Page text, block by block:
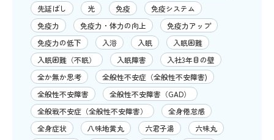
先延ばし
光 免疫
免疫システム
免疫力
免疫力・体力の向上
免疫力アップ
免疫力の低下
入浴 入眠
入眠困難
入眠困難（不眠）
入眠障害
入社3年目の壁
全か無か思考
全般性不安症（全般性不安障害)
全般性不安障害
全般性不安障害（GAD）
全般戦不安症（全般性不安障害）
全身倦怠感
全身症状
八味地黄丸 六君子湯
六味丸